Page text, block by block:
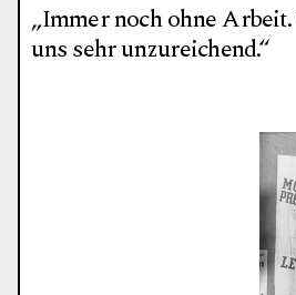
„Immer noch ohne
uns sehr unzureichend.“